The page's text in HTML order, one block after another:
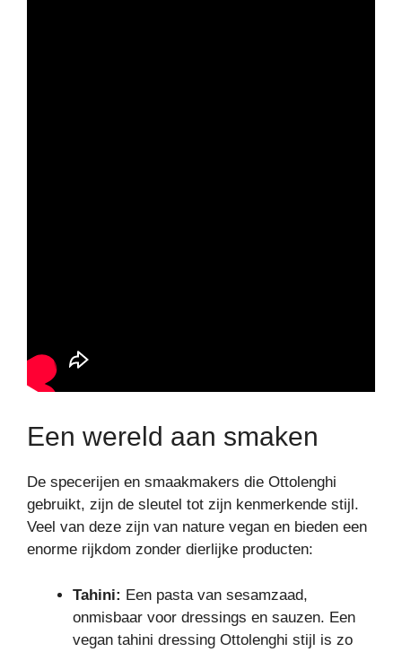
Een wereld aan smaken
De specerijen en smaakmakers die Ottolenghi
gebruikt, zijn de sleutel tot zijn kenmerkende stijl.
Veel van deze zijn van nature vegan en bieden een
enorme rijkdom zonder dierlijke producten:
Tahini: Een pasta van sesamzaad,
onmisbaar voor dressings en sauzen. Een
vegan tahini dressing Ottolenghi stijl is zo